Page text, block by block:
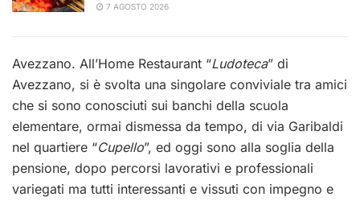
7 AGOSTO 2026
Avezzano. All’Home Restaurant “Ludoteca” di
Avezzano, si è svolta una singolare conviviale tra amici
che si sono conosciuti sui banchi della scuola
elementare, ormai dismessa da tempo, di via Garibaldi
nel quartiere “Cupello”, ed oggi sono alla soglia della
pensione, dopo percorsi lavorativi e professionali
variegati ma tutti interessanti e vissuti con impegno e